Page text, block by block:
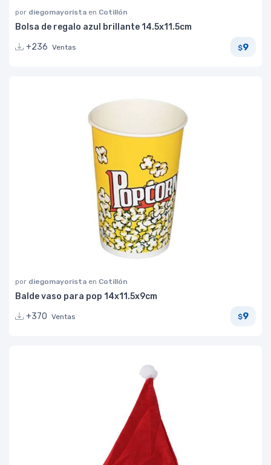
por diegomayorista en Cotillón
Bolsa de regalo azul brillante 14.5x11.5cm
+236 Ventas $9
por diegomayorista en Cotillón
Balde vaso para pop 14x11.5x9cm
+370 Ventas $9